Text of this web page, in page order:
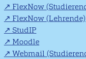
FlexNow
FlexNow (Lehrende)
StudIP
Moodle
Webmail